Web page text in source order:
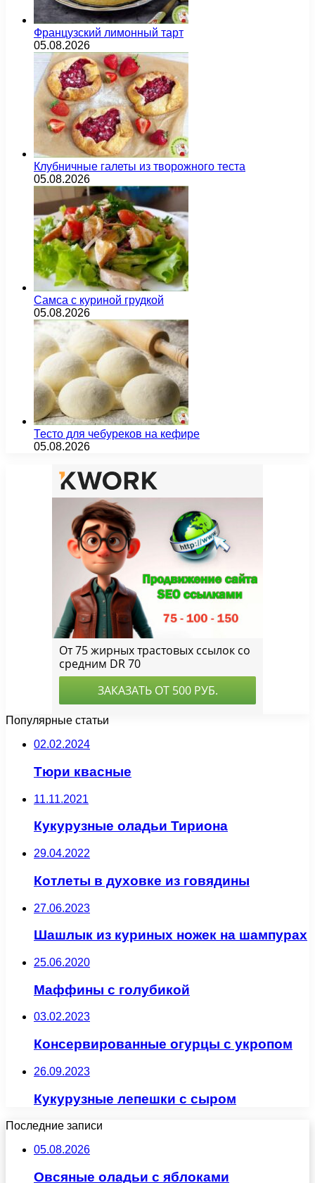
Французский лимонный тарт
05.08.2026
Клубничные галеты из творожного теста
05.08.2026
Самса с куриной грудкой
05.08.2026
Тесто для чебуреков на кефире
05.08.2026
Популярные статьи
02.02.2024
Тюри квасные
11.11.2021
Кукурузные оладьи Тириона
29.04.2022
Котлеты в духовке из говядины
27.06.2023
Шашлык из куриных ножек на шампурах
25.06.2020
Маффины с голубикой
03.02.2023
Консервированные огурцы с укропом
26.09.2023
Кукурузные лепешки с сыром
Последние записи
05.08.2026
Овсяные оладьи с яблоками